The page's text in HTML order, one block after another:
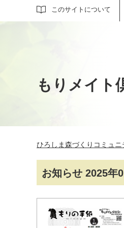
このサイトについて
サイト内検索
もりメイト
ひろしま森づくりコミュニ
お知らせ 2025年